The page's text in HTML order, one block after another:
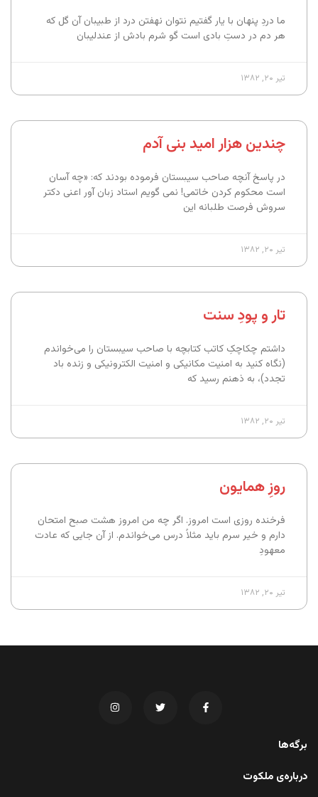
ما دردِ پنهان با یار گفتیم نتوان نهفتن درد از طبیبان آن گل که
هر دم در دستِ بادی است گو شرم بادش از عندلیبان
تیر ۲۰, ۱۳۸۲
چندین هزار امید بنی آدم
در پاسخ آنچه صاحب سیبستان فرموده بودند که: «چه آسان
است محکوم کردن خاتمی! نمی گویم استاد زبان آور اعنی دکتر
سروش فرصت طلبانه این
تیر ۲۰, ۱۳۸۲
تار و پودِ سنت
داشتم چکاچکِ کاتب کتابچه با صاحب سیبستان را می‌خواندم
(نگاه کنید به امنیت مکانیکی و امنیت الکترونیکی و زنده باد
تجدد)، به ذهنم رسید که
تیر ۲۰, ۱۳۸۲
روزِ همایون
فرخنده روزی است امروز. اگر چه من امروز هشت صبح امتحان
دارم و خیر سرم باید مثلاً درس می‌خواندم. از آن جایی که عادت
معهودِ
تیر ۲۰, ۱۳۸۲
برگه‌ها
درباره‌ی ملکوت